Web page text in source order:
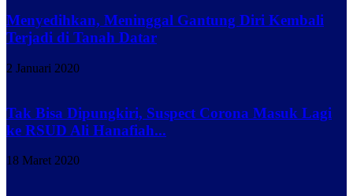
Menyedihkan, Meninggal Gantung Diri Kembali
Terjadi di Tanah Datar
2 Januari 2020
Tak Bisa Dipungkiri, Suspect Corona Masuk Lagi
ke RSUD Ali Hanafiah...
18 Maret 2020